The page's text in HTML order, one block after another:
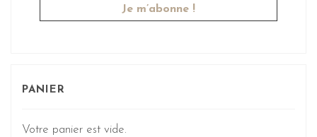
PANIER
Votre panier est vide.